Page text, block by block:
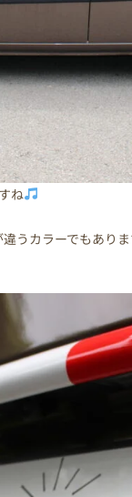
ね
うカラーでもあり